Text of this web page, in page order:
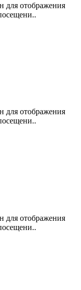
для отображения
для отображения
для отображения